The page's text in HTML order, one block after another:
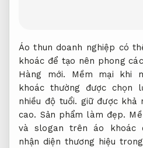
Áo thun doanh nghiệp có
khoác để tạo nên phong
Hàng mới.
Mềm mại khi
khoác thường được chọn
nhiều độ tuổi. giữ được khả
cao. Sản phẩm làm đẹp.
và slogan trên áo khoác
nhận diện thương hiệu